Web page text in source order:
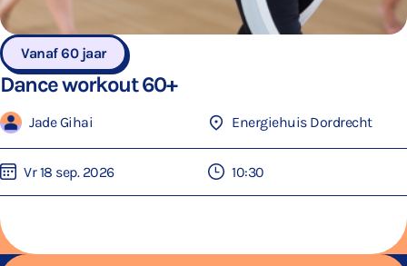
Vanaf 60 jaar
Dance workout 60+
Jade Gihai Energiehuis Dordrecht
Vr 18 sep. 2026 10:30